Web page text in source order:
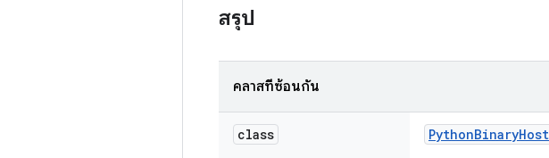
สรุป
คลาสที่ซ้อนกัน
class PythonBinaryHost